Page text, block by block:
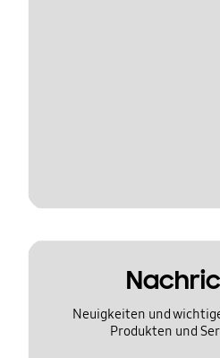
Neuigkeiten und
Produkten und